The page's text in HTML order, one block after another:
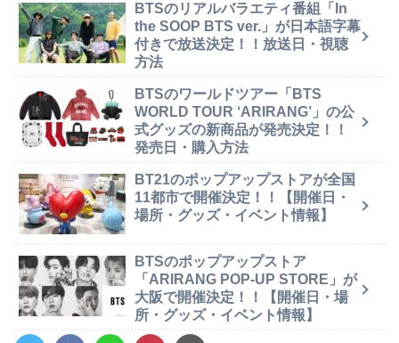
BTSのリアルバラエティ番組「In
the SOOP BTS ver.」が日本語字幕
付きで放送決定！！放送日・視聴
方法
BTSのワールドツアー「BTS
WORLD TOUR ‘ARIRANG’」の公
式グッズの新商品が発売決定！！
発売日・購入方法
BT21のポップアップストアが全国
11都市で開催決定！！【開催日・
場所・グッズ・イベント情報】
BTSのポップアップストア
「ARIRANG POP-UP STORE」が
大阪で開催決定！！【開催日・場
所・グッズ・イベント情報】